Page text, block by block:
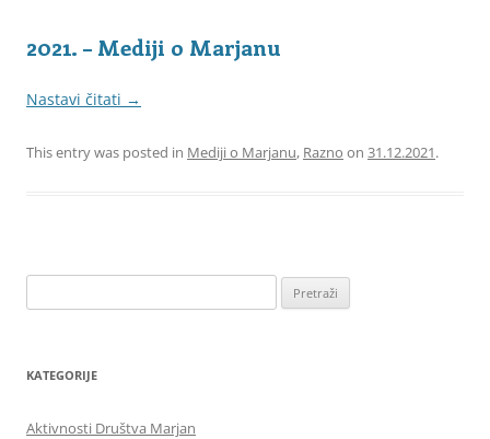
2021. – Mediji o Marjanu
Nastavi čitati →
This entry was posted in Mediji o Marjanu, Razno on 31.12.2021.
KATEGORIJE
Aktivnosti Društva Marjan